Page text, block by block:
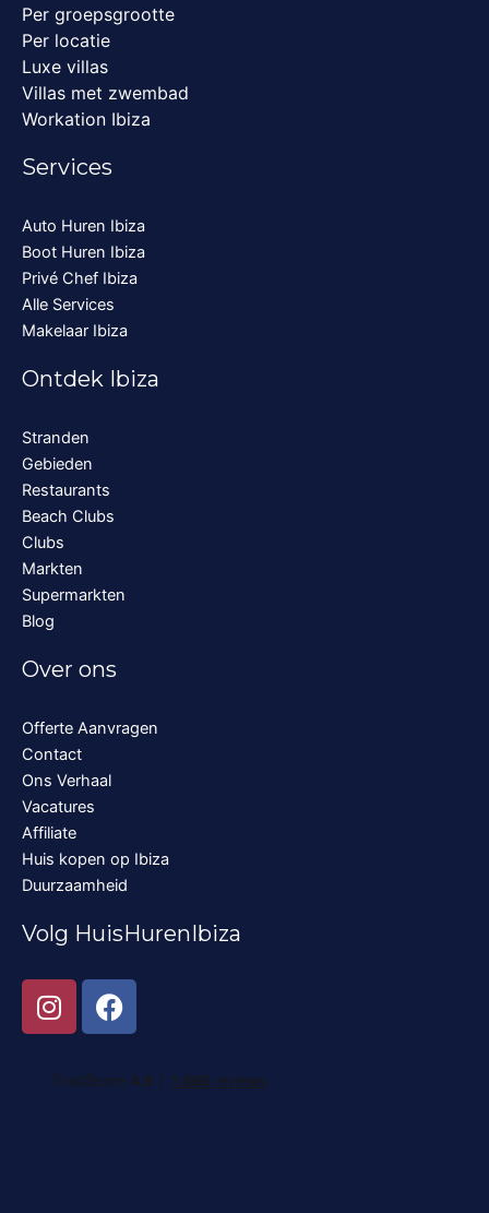
Per groepsgrootte
Per locatie
Luxe villas
Villas met zwembad
Workation Ibiza
Services
Auto Huren Ibiza
Boot Huren Ibiza
Privé Chef Ibiza
Alle Services
Makelaar Ibiza
Ontdek Ibiza
Stranden
Gebieden
Restaurants
Beach Clubs
Clubs
Markten
Supermarkten
Blog
Over ons
Offerte Aanvragen
Contact
Ons Verhaal
Vacatures
Affiliate
Huis kopen op Ibiza
Duurzaamheid
Volg HuisHurenIbiza
I
n
t
F
a
e